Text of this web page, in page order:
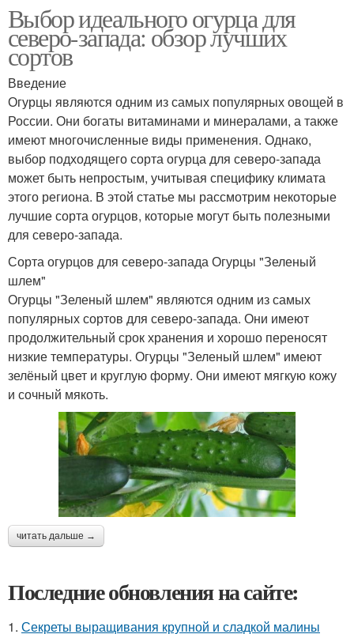
Выбор идеального огурца для
северо-запада: обзор лучших
сортов
Введение
Огурцы являются одним из самых популярных овощей в
России. Они богаты витаминами и минералами, а также
имеют многочисленные виды применения. Однако,
выбор подходящего сорта огурца для северо-запада
может быть непростым, учитывая специфику климата
этого региона. В этой статье мы рассмотрим некоторые
лучшие сорта огурцов, которые могут быть полезными
для северо-запада.
Сорта огурцов для северо-запада Огурцы "Зеленый
шлем"
Огурцы "Зеленый шлем" являются одним из самых
популярных сортов для северо-запада. Они имеют
продолжительный срок хранения и хорошо переносят
низкие температуры. Огурцы "Зеленый шлем" имеют
зелёный цвет и круглую форму. Они имеют мягкую кожу
и сочный мякоть.
читать дальше →
Последние обновления на сайте:
1. Секреты выращивания крупной и сладкой малины